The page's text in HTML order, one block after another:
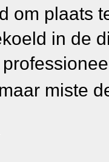
om plaats
in de
miste